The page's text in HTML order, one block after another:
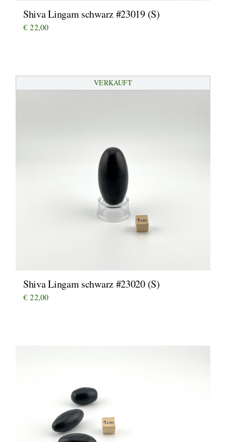
Shiva Lingam schwarz #23019 (S)
€ 22,00
VERKAUFT
Shiva Lingam schwarz #23020 (S)
€ 22,00